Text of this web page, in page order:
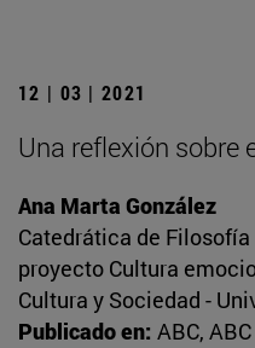
12 | 03 | 2021
Una reflexión sobre
Ana Marta González
Catedrática de
proyecto Cultura
Cultura y Sociedad -
Publicado en: ABC,